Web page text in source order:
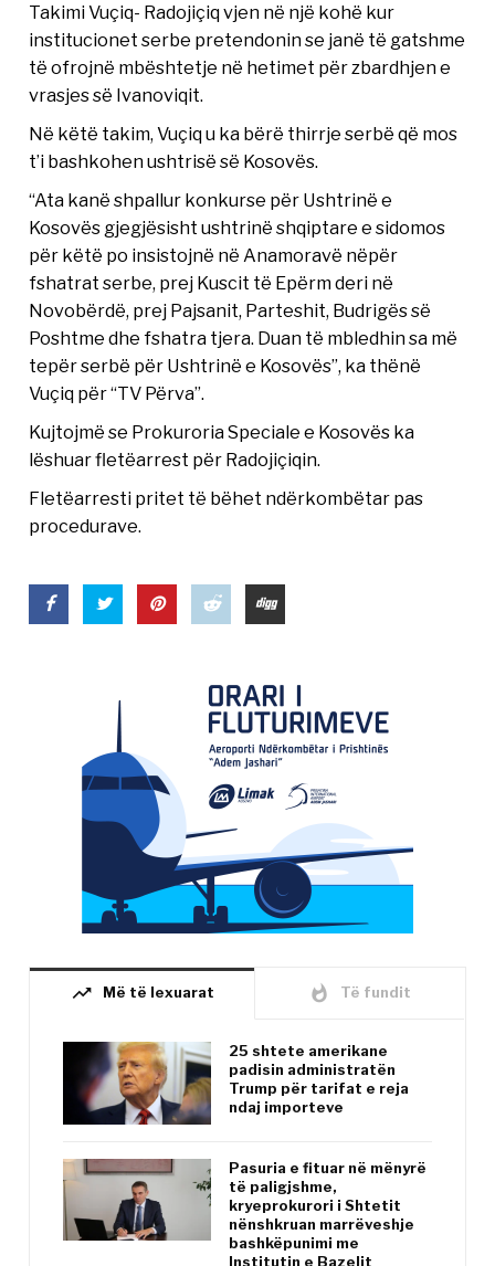
Takimi Vuçiq- Radojiçiq vjen në një kohë kur
institucionet serbe pretendonin se janë të gatshme
të ofrojnë mbështetje në hetimet për zbardhjen e
vrasjes së Ivanoviqit.
Në këtë takim, Vuçiq u ka bërë thirrje serbë që mos
t’i bashkohen ushtrisë së Kosovës.
“Ata kanë shpallur konkurse për Ushtrinë e
Kosovës gjegjësisht ushtrinë shqiptare e sidomos
për këtë po insistojnë në Anamoravë nëpër
fshatrat serbe, prej Kuscit të Epërm deri në
Novobërdë, prej Pajsanit, Parteshit, Budrigës së
Poshtme dhe fshatra tjera. Duan të mbledhin sa më
tepër serbë për Ushtrinë e Kosovës”, ka thënë
Vuçiq për “TV Përva”.
Kujtojmë se Prokuroria Speciale e Kosovës ka
lëshuar fletëarrest për Radojiçiqin.
Fletëarresti pritet të bëhet ndërkombëtar pas
procedurave.
trending_up Më të lexuarat whatshot Të fundit
25 shtete amerikane
padisin administratën
Trump për tarifat e reja
ndaj importeve
Pasuria e fituar në mënyrë
të paligjshme,
kryeprokurori i Shtetit
nënshkruan marrëveshje
bashkëpunimi me
Institutin e Bazelit